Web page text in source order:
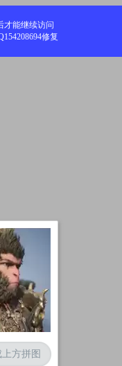
才能继续访问
修复
方拼图